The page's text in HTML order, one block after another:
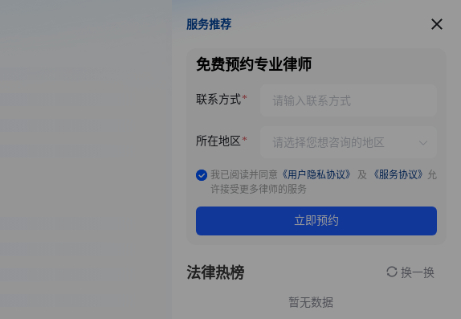
服务推荐
服务推荐
免费预约专业律师
联系方式
所在地区
我已阅读并同意 《用户隐私协议》 及 《服务协议》 允
许接受更多律师的服务
立即预约
法律热榜 换一换
暂无数据